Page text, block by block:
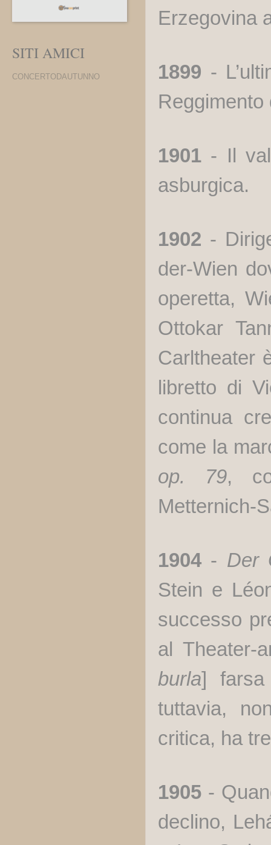
Erzegovina
1899 -
Reggimento
1901 - Il
asburgica.
1902 -
der-Wien
operetta,
Ottokar
Carltheater
libretto di
continua
come la
op. 79,
Metternich-
1904 - Der
Stein e
successo
al Theater-
burla]
tuttavia,
critica, ha
1905 -
declino,
SITI AMICI
CONCERTODAUTUNNO